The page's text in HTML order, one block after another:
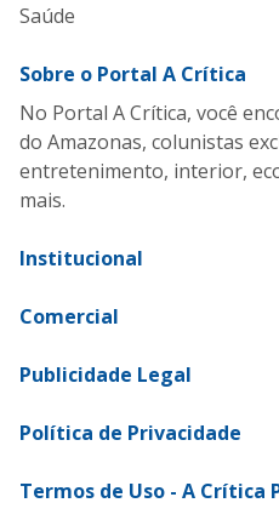
Saúde
Sobre o Portal A Crítica
No Portal A Crítica, você
do Amazonas, colunistas
entretenimento, interior,
mais.
Institucional
Comercial
Publicidade Legal
Política de Privacidade
Termos de Uso - A Crítica